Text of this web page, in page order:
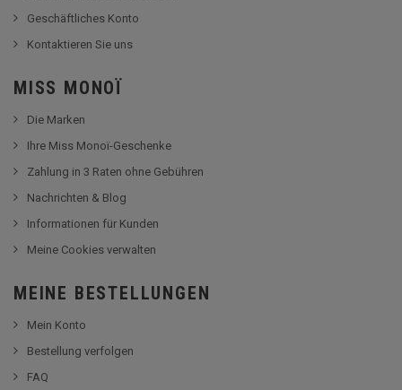
Geschäftliches Konto
Kontaktieren Sie uns
MISS MONOÏ
Die Marken
Ihre Miss Monoï-Geschenke
Zahlung in 3 Raten ohne Gebühren
Nachrichten & Blog
Informationen für Kunden
Meine Cookies verwalten
MEINE BESTELLUNGEN
Mein Konto
Bestellung verfolgen
FAQ